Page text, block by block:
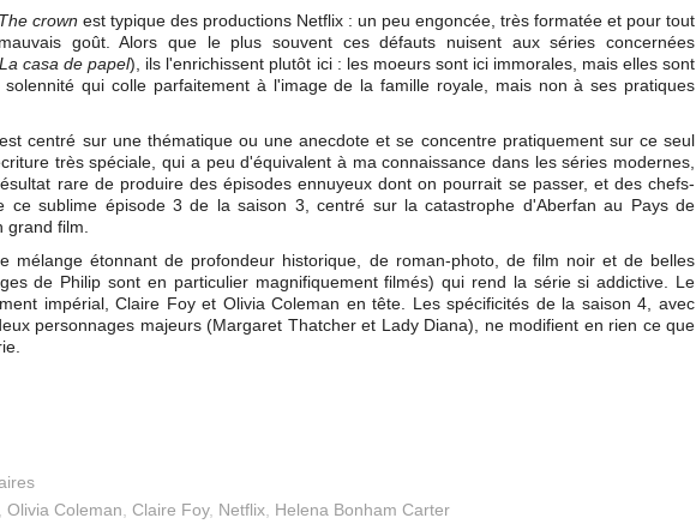
The crown est typique des productions Netflix : un peu engoncée, très formatée et pour tout
goût. Alors que le plus souvent ces défauts nuisent aux séries concernées
La casa de papel), ils l'enrichissent plutôt ici : les moeurs sont ici immorales, mais elles sont
solennité qui colle parfaitement à l'image de la famille royale, mais non à ses pratiques
centré sur une thématique ou une anecdote et se concentre pratiquement sur ce seul
très spéciale, qui a peu d'équivalent à ma connaissance dans les séries modernes,
rare de produire des épisodes ennuyeux dont on pourrait se passer, et des chefs-
ce sublime épisode 3 de la saison 3, centré sur la catastrophe d'Aberfan au Pays de
grand film.
mélange étonnant de profondeur historique, de roman-photo, de film noir et de belles
de Philip sont en particulier magnifiquement filmés) qui rend la série si addictive. Le
impérial, Claire Foy et Olivia Coleman en tête. Les spécificités de la saison 4, avec
personnages majeurs (Margaret Thatcher et Lady Diana), ne modifient en rien ce que
Olivia Coleman Claire Foy, Netflix Helena Bonham Carter